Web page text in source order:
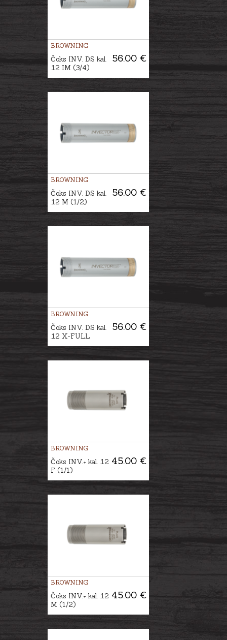
BROWNING
56.00 €
Čoks INV. DS kal.
.12 IM (3/4)
BROWNING
56.00 €
Čoks INV. DS kal.
.12 M (1/2)
BROWNING
56.00 €
Čoks INV. DS kal.
.12 X-FULL
BROWNING
45.00 €
Čoks INV.+ kal. .12
F (1/1)
BROWNING
45.00 €
Čoks INV.+ kal. .12
M (1/2)